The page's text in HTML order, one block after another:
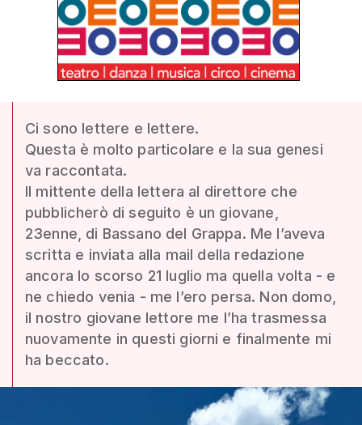
Ci sono lettere e lettere.
Questa è molto particolare e la sua genesi
va raccontata.
Il mittente della lettera al direttore che
pubblicherò di seguito è un giovane,
23enne, di Bassano del Grappa. Me l’aveva
scritta e inviata alla mail della redazione
ancora lo scorso 21 luglio ma quella volta - e
ne chiedo venia - me l’ero persa. Non domo,
il nostro giovane lettore me l’ha trasmessa
nuovamente in questi giorni e finalmente mi
ha beccato.